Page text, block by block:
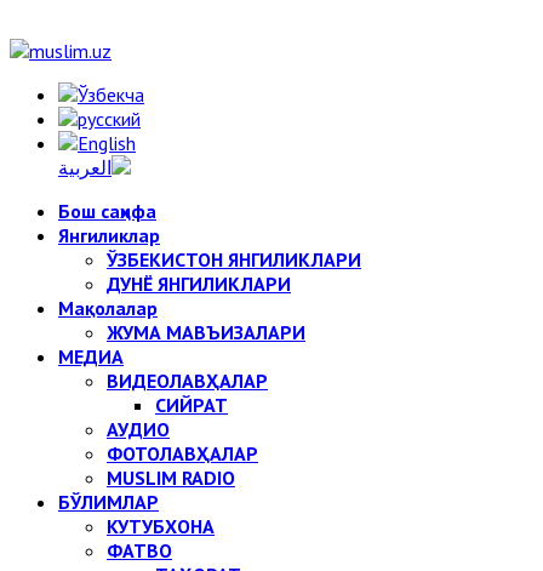
Бош саҳифа
Янгиликлар
ЎЗБЕКИСТОН ЯНГИЛИКЛАРИ
ДУНЁ ЯНГИЛИКЛАРИ
Мақолалар
ЖУМА МАВЪИЗАЛАРИ
МЕДИА
ВИДЕОЛАВҲАЛАР
СИЙРАТ
АУДИО
ФОТОЛАВҲАЛАР
MUSLIM RADIO
БЎЛИМЛАР
КУТУБХОНА
ФАТВО